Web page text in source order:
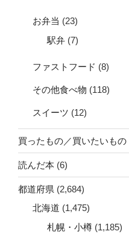
お弁当 (23)
駅弁 (7)
ファストフード (8)
その他食べ物 (118)
スイーツ (12)
買ったもの／買いたいもの
読んだ本 (6)
都道府県 (2,684)
北海道 (1,475)
札幌・小樽 (1,185)